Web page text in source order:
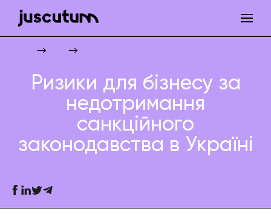
Ризики для бізнесу за
недотримання
санкційного
законодавства в Україні